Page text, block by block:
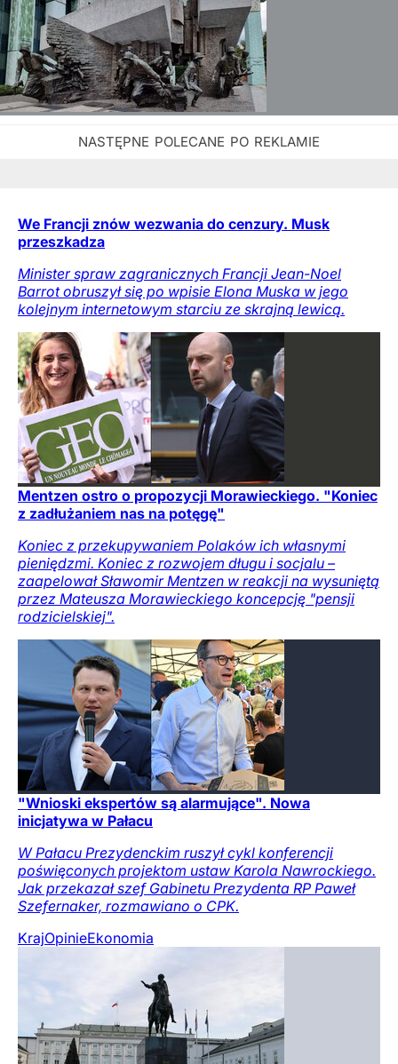
We Francji znów wezwania do cenzury. Musk
przeszkadza
Minister spraw zagranicznych Francji Jean-Noel
Barrot obruszył się po wpisie Elona Muska w jego
kolejnym internetowym starciu ze skrajną lewicą.
Mentzen ostro o propozycji Morawieckiego. "Koniec
z zadłużaniem nas na potęgę"
Koniec z przekupywaniem Polaków ich własnymi
pieniędzmi. Koniec z rozwojem długu i socjalu –
zaapelował Sławomir Mentzen w reakcji na wysuniętą
przez Mateusza Morawieckiego koncepcję "pensji
rodzicielskiej".
"Wnioski ekspertów są alarmujące". Nowa
inicjatywa w Pałacu
W Pałacu Prezydenckim ruszył cykl konferencji
poświęconych projektom ustaw Karola Nawrockiego.
Jak przekazał szef Gabinetu Prezydenta RP Paweł
Szefernaker, rozmawiano o CPK.
KrajOpinieEkonomia